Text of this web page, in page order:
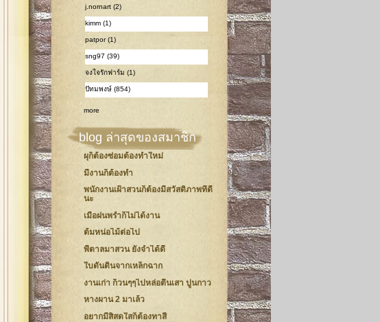
j.nornart (2)
kimm (1)
patpor (1)
sng97 (39)
จงใจรักฟาร์ม (1)
ปัทมพงษ์ (854)
more
blog ล่าสุดของสมาชิก
ผุก็ต้องซ่อมต้องทำใหม่
มีงานก็ต้องทำ
พนักงานเฝ้าสวนก็ต้องมีสวัสดิภาพที่ดี
นะ
เมื่อฝนพร่ำก็ไม่ได้งาน
ต้มหน่อไม้ต่อไป
พี่ตาลมาสวน ยังจำได้ดี
ใบดันดินจากเหล็กฉาก
งานเก่า ก็วนๆๆไปหล่อตีนเสา ปูนกาว
หางผาน 2 มาเล้ว
อยากมีสิสดใสก็ต้องทาสี